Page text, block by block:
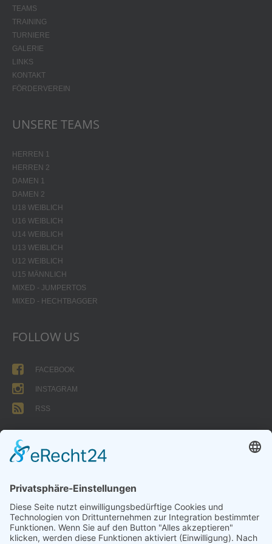
TEAMS
TRAINING
TURNIERE
GALERIE
LINKS
KONTAKT
FÖRDERVEREIN
UNSERE TEAMS
HERREN 1
HERREN 2
DAMEN 1
DAMEN 2
U18 WEIBLICH
U16 WEIBLICH
U14 WEIBLICH
U13 WEIBLICH
U12 WEIBLICH
U15 MÄNNLICH
MIXED - JUMPERTOS
MIXED - HECHTBAGGER
FOLLOW US
FACEBOOK
INSTAGRAM
RSS
FORMULARE
Abteilungsbeitrag aktive Spieler:
Jugendliche unter 18: 25 EUR
Erwachsene: 50 EUR
UMMELDEANTRAG
ÜBUNGSLEITERZUWENDUNGEN